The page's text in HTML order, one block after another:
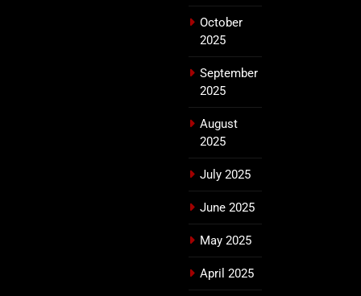
October
2025
September
2025
August
2025
July 2025
June 2025
May 2025
April 2025